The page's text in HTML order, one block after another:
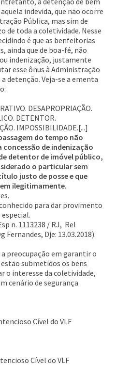
indevida, que não ocorre
Pública, mas sim de
de toda a coletividade. Nesse
é que as benfeitorias
ainda que de boa-fé, não
indenização, justamente
esse ônus à Administração
detenção. Veja-se a ementa
DESAPROPRIAÇÃO.
DETENTOR.
IMPOSSIBILIDADE.[...]
do tempo não
concessão de indenização
detentor de imóvel público,
o particular sem
justo de posse e que
ilegitimamente.
para dar provimento
n. 1113238 / RJ, Rel
Fernandes, Dje: 13.03.2018).
preocupação em garantir o
submetidos os bens
o interesse da coletividade,
cenário de segurança
Cível do VLF
Cível do VLF